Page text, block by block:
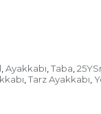
, Ayakkabı, Taba,
, Tarz Ayakkabı,